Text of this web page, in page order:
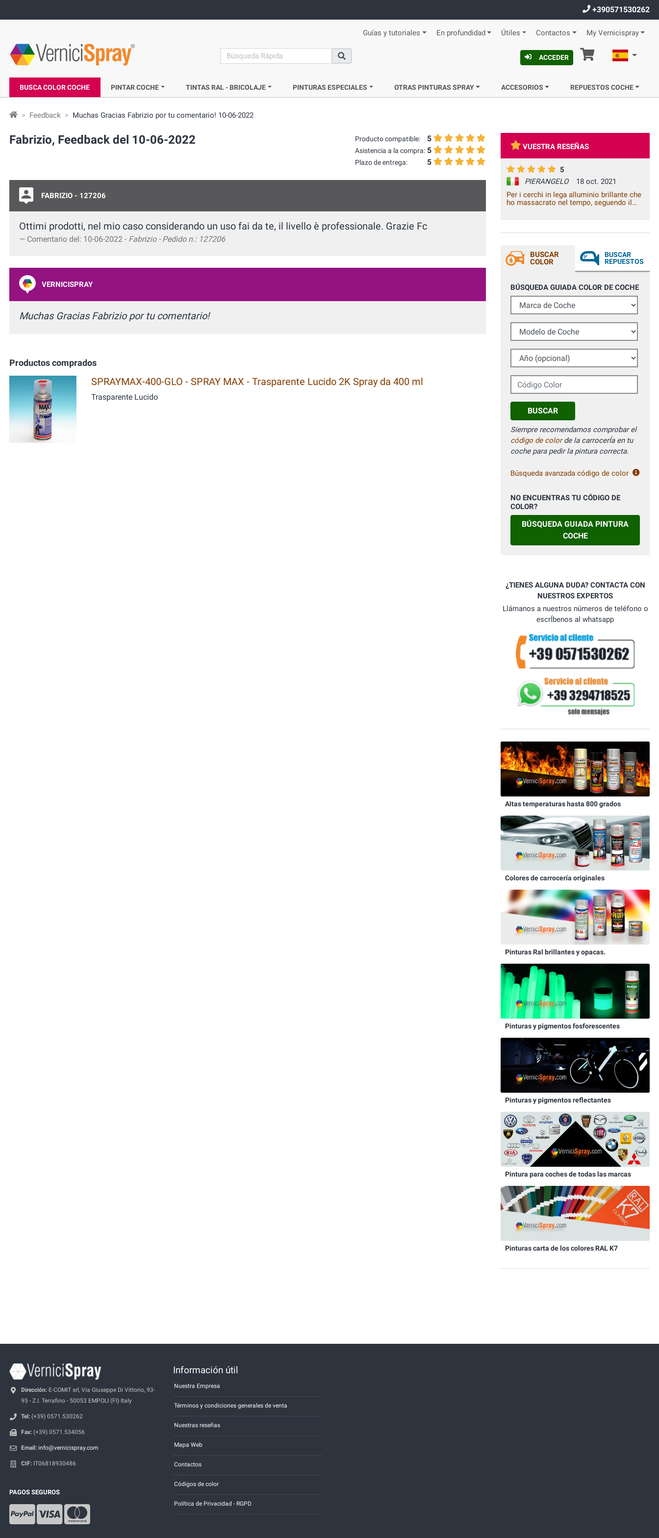
+390571530262
Guías y tutoriales En profundidad Útiles Contactos My Vernicispray
search
Buscar
ACCEDER Cesta Español
BUSCA COLOR COCHE PINTAR COCHE TINTAS RAL - BRICOLAJE PINTURAS ESPECIALES OTRAS PINTURAS SPRAY ACCESORIOS REPUESTOS COCHE
Feedback Muchas Gracias Fabrizio por tu comentario! 10-06-2022
Fabrizio, Feedback del 10-06-2022
Producto compatible:
Asistencia a la compra:
Plazo de entrega:
5
5
5
FABRIZIO - 127206
Ottimi prodotti, nel mio caso considerando un uso fai da te, il livello è professionale. Grazie Fc
Comentario del: 10-06-2022 - Fabrizio - Pedido n.: 127206
VERNICISPRAY
Muchas Gracias Fabrizio por tu comentario!
Productos comprados
SPRAYMAX-400-GLO - SPRAY MAX - Trasparente Lucido 2K Spray da 400 ml
Trasparente Lucido
VUESTRA RESEÑAS
5
PIERANGELO
18 oct. 2021
Per i cerchi in lega alluminio brillante che
ho massacrato nel tempo, seguendo il
qualitative e tecniche delle 2 vernici che
sono state confermate: ottimi prodotti. Vi
faccio i miei complimenti e se avrò
ancora bisogno di interventi di carrozzeria
non esiteró a contattarvi. Buon lavoro.
BUSCAR
COLOR
BUSCAR
REPUESTOS
BÚSQUEDA GUIADA COLOR DE COCHE
Marca de Coche
Modelo de Coche
Año (opcional)
Código Color
BUSCAR
Siempre recomendamos comprobar el
código de colorde la carrocerÍa en tu
coche para pedir la pintura correcta.
Búsqueda avanzada código de color
NO ENCUENTRAS TU CÓDIGO DE
COLOR?
BÚSQUEDA GUIADA PINTURA
COCHE
¿TIENES ALGUNA DUDA? CONTACTA CON
NUESTROS EXPERTOS
Llámanos a nuestros números de teléfono o
escrÍbenos al whatsapp
Altas temperaturas hasta 800 grados
Colores de carrocería originales
Pinturas Ral brillantes y opacas.
Pinturas y pigmentos fosforescentes
Pinturas y pigmentos reflectantes
Pintura para coches de todas las marcas
Pinturas carta de los colores RAL K7
Dirección: E-COMIT srl, Via Giuseppe Di Vittorio, 93-
95 - Z.I. Terrafino - 50053 EMPOLI (FI) Italy
Tel: (+39) 0571.530262
Fax: (+39) 0571.534056
Email: info@vernicispray.com
CIF: IT06818930486
PAGOS SEGUROS
Información útil
Nuestra Empresa
Términos y condiciones generales de venta
Nuestras reseñas
Mapa Web
Contactos
Códigos de color
Política de Privacidad - RGPD